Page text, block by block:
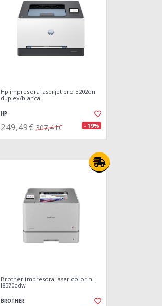
Hp impresora laserjet pro 3202dn
duplex/blanca
HP
249,49€ 307,41€ - 19%
Brother impresora laser color hl-
l8570cdw
BROTHER